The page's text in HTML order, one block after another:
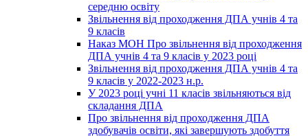
середню освіту
Звільнення від проходження ДПА учнів 4 та
9 класів
Наказ МОН Про звільнення від проходження
ДПА учнів 4 та 9 класів у 2023 році
Звільнення від проходження ДПА учнів 4 та
9 класів у 2022-2023 н.р.
У 2023 році учні 11 класів звільняються від
складання ДПА
Про звільнення від проходження ДПА
здобувачів освіти, які завершують здобуття